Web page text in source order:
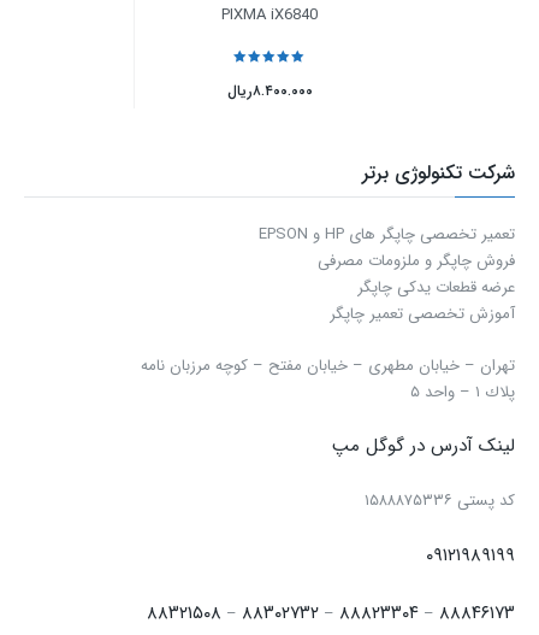
PIXMA iX6840
ریال۸.۴۰۰.۰۰۰
شرکت تکنولوژی برتر
تعمیر تخصصی چاپگر های HP و EPSON
فروش چاپگر و ملزومات مصرفی
عرضه قطعات یدکی چاپگر
آموزش تخصصی تعمیر چاپگر
تهران – خیابان مطهری – خیابان مفتح – كوچه مرزبان نامه
پلاك ۱ – واحد ۵
لینک آدرس در گوگل مپ
كد پستی ۱۵۸۸۸۷۵۳۳۶
۰۹۱۲۱۹۸۹۱۹۹
۸۸۸۴۶۱۷۳ – ۸۸۸۲۳۳۰۴ – ۸۸۳۰۲۷۳۲ – ۸۸۳۲۱۵۰۸